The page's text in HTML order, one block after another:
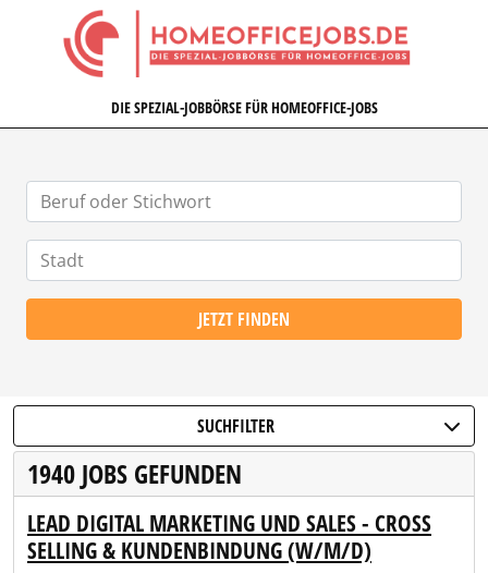
HOMEOFFICEJOBS.DE
DIE SPEZIAL-JOBBÖRSE FÜR HOMEOFFICE-JOBS
JETZT FINDEN
SUCHFILTER
1940 JOBS GEFUNDEN
LEAD DIGITAL MARKETING UND SALES - CROSS
SELLING & KUNDENBINDUNG (W/M/D)